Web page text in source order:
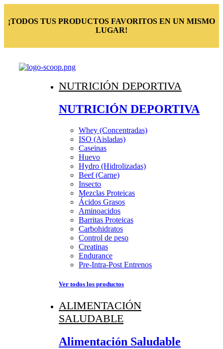
¡TODOS TUS PRODUCTOS FAVORITOS EN UN MISMO
LUGAR!
NUTRICIÓN DEPORTIVA
NUTRICIÓN DEPORTIVA
Whey (Concentradas)
ISO (Aisladas)
Caseinas
Huevo
Hydro (Hidrolizadas)
Beef (Carne)
Insecto
Mezclas Proteicas
Ácidos Grasos
Aminoacidos
Barritas Proteicas
Carbohidratos
Control de peso
Creatinas
Endurance
Pre-Intra-Post Entrenos
Ver todos los productos
ALIMENTACIÓN
SALUDABLE
Alimentación Saludable